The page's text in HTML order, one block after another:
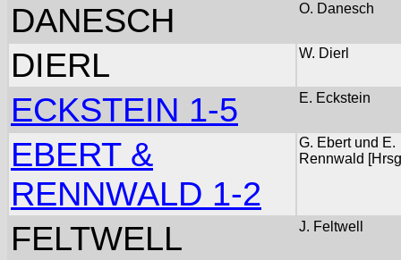
DANESCH O. Danesch
DIERL W. Dierl
ECKSTEIN 1-5 E. Eckstein
EBERT &
RENNWALD 1-2
G. Ebert und E.
Rennwald
FELTWELL J. Feltwell